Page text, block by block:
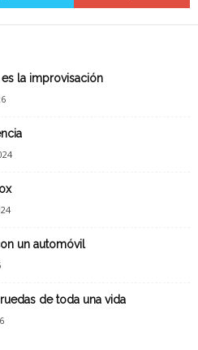
la improvisación
un automóvil
de toda una vida